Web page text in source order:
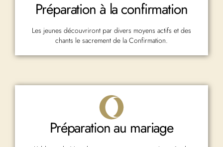
Préparation à la confirmation
Les jeunes découvriront par divers moyens actifs et des
chants le sacrement de la Confirmation.
Préparation au mariage